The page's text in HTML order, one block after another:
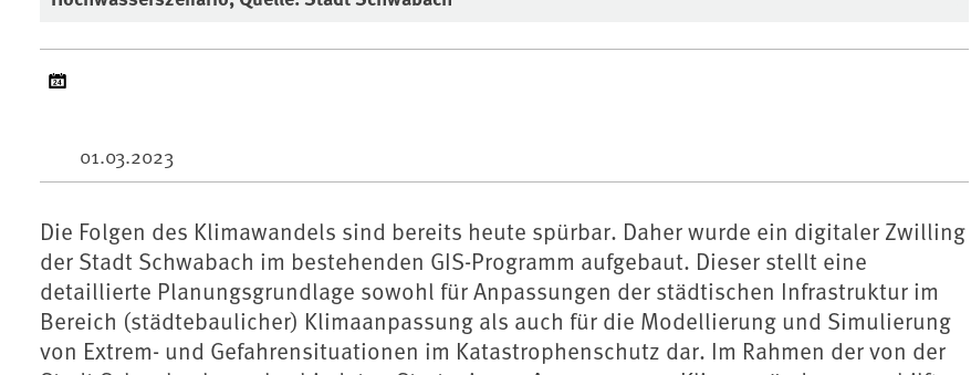
01.03.2023
Die Folgen des Klimawandels sind bereits heute spürbar. Daher wurde ein digitaler Zwilling
der Stadt Schwabach im bestehenden GIS-Programm aufgebaut. Dieser stellt eine
detaillierte Planungsgrundlage sowohl für Anpassungen der städtischen Infrastruktur im
Bereich (städtebaulicher) Klimaanpassung als auch für die Modellierung und Simulierung
von Extrem- und Gefahrensituationen im Katastrophenschutz dar. Im Rahmen der von der